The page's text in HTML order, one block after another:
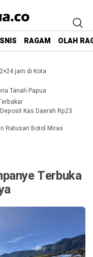
RAGAM OLAH
jam di Kota
Tanah Papua
Kas Daerah Rp23
Ratusan Botol Miras
Terbuka